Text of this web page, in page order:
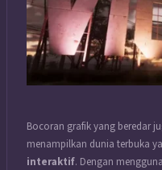
Bocoran grafik yang beredar
menampilkan dunia terbuka
interaktif. Dengan